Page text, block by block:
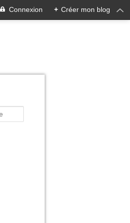
Connexion + Créer mon blog